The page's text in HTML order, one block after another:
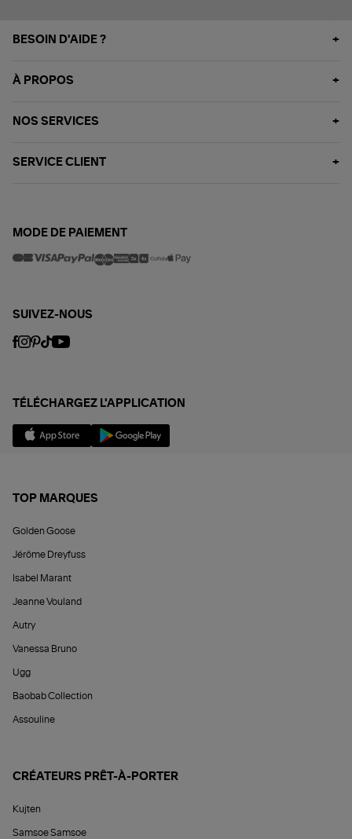
BESOIN D'AIDE ?
À PROPOS
NOS SERVICES
SERVICE CLIENT
MODE DE PAIEMENT
SUIVEZ-NOUS
TÉLÉCHARGEZ L'APPLICATION
TOP MARQUES
Golden Goose
Jérôme Dreyfuss
Isabel Marant
Jeanne Vouland
Autry
Vanessa Bruno
Ugg
Baobab Collection
Assouline
CRÉATEURS PRÊT-À-PORTER
Kujten
Samsoe Samsoe